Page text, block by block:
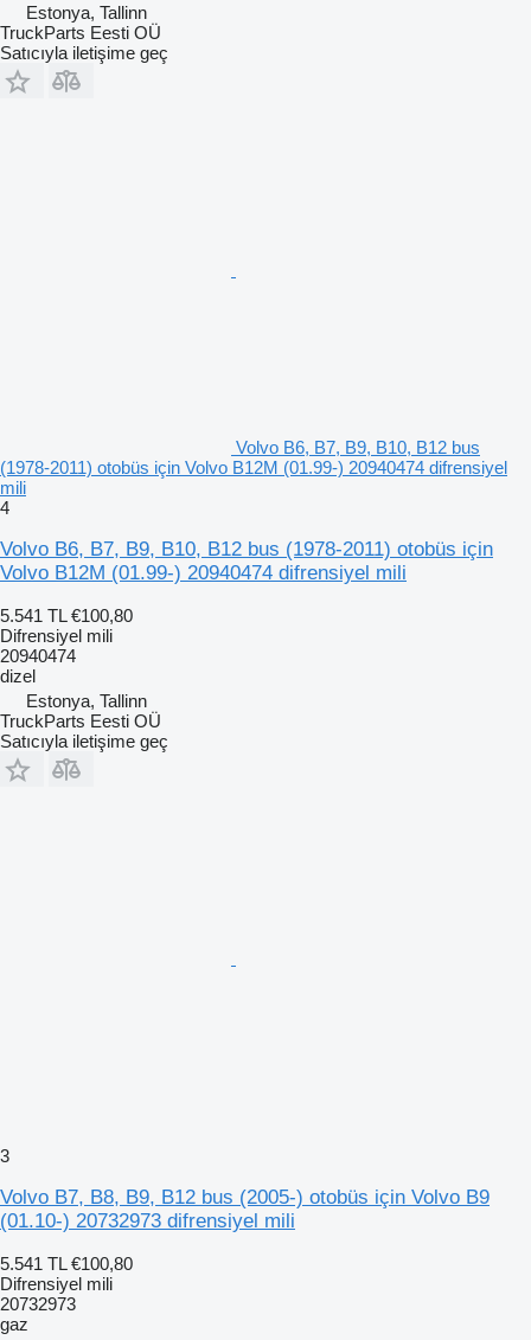
Estonya, Tallinn
TruckParts Eesti OÜ
Satıcıyla iletişime geç
Volvo B6, B7, B9, B10, B12 bus
(1978-2011) otobüs için Volvo B12M (01.99-) 20940474 difrensiyel
mili
4
Volvo B6, B7, B9, B10, B12 bus (1978-2011) otobüs için
Volvo B12M (01.99-) 20940474 difrensiyel mili
5.541 TL €100,80
Difrensiyel mili
20940474
dizel
Estonya, Tallinn
TruckParts Eesti OÜ
Satıcıyla iletişime geç
3
Volvo B7, B8, B9, B12 bus (2005-) otobüs için Volvo B9
(01.10-) 20732973 difrensiyel mili
5.541 TL €100,80
Difrensiyel mili
20732973
gaz